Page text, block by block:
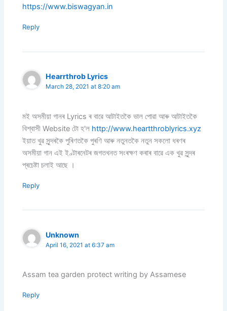
https://www.biswagyan.in
Reply
Hearrthrob Lyrics
March 28, 2021 at 8:20 am
মই অসমীয়া গানৰ Lyrics ৰ বাৱে আটাইতকৈ ভাল পোৱা আৰু আটাইতকৈ
বিশ্বাসী Website টো হ'ল http://www.heartthroblyrics.xyz
ইয়াত খুৱ সুন্দৰকৈ পুৰিণতকৈ পুৰণি আৰু নতুনতকৈ নতুন সকলো ধৰণৰ
অসমীয়া গান এই ইণ্টাৰনেটৰ জগতখনত সংৰক্ষণ কৰাৰ বাৱে এক খুৱ সুন্দৰ
প্ৰচেষ্টা চলাই আছে ।
Reply
Unknown
April 16, 2021 at 6:37 am
Assam tea garden protect writing by Assamese
Reply